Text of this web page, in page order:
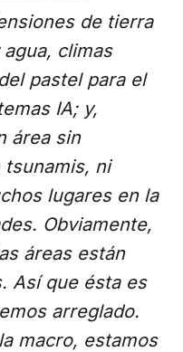
de tierra
climas
pastel para el
IA; y,
área sin
ni
lugares en la
Obviamente,
áreas están
Así que ésta es
arreglado.
macro, estamos